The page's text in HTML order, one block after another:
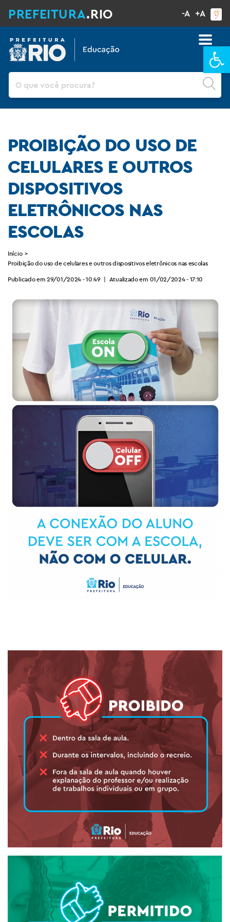
PREFEITURA.RIO -A +A
Pesquisar
PROIBIÇÃO DO USO DE
CELULARES E OUTROS
DISPOSITIVOS
ELETRÔNICOS NAS
ESCOLAS
Início >
Proibição do uso de celulares e outros dispositivos eletrônicos nas escolas
Publicado em 29/01/2024 - 10:49 | Atualizado em 01/02/2024 - 17:10